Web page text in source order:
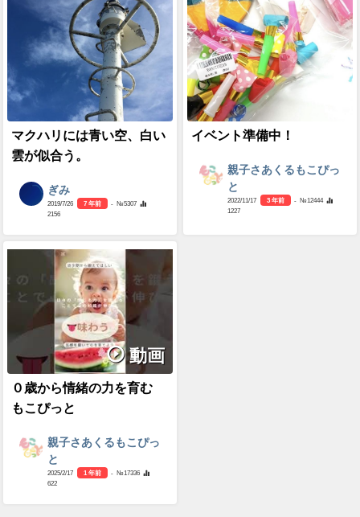
マクハリには青い空、白い
雲が似合う。
ぎみ
2019/7/26 7 年前
- №5307
2156
イベント準備中！
親子さあくるもこぴっ
と
2022/11/17 3 年前
- №12444
1227
動画
０歳から情緒の力を育む
もこぴっと
親子さあくるもこぴっ
と
2025/2/17 1 年前
- №17336
622